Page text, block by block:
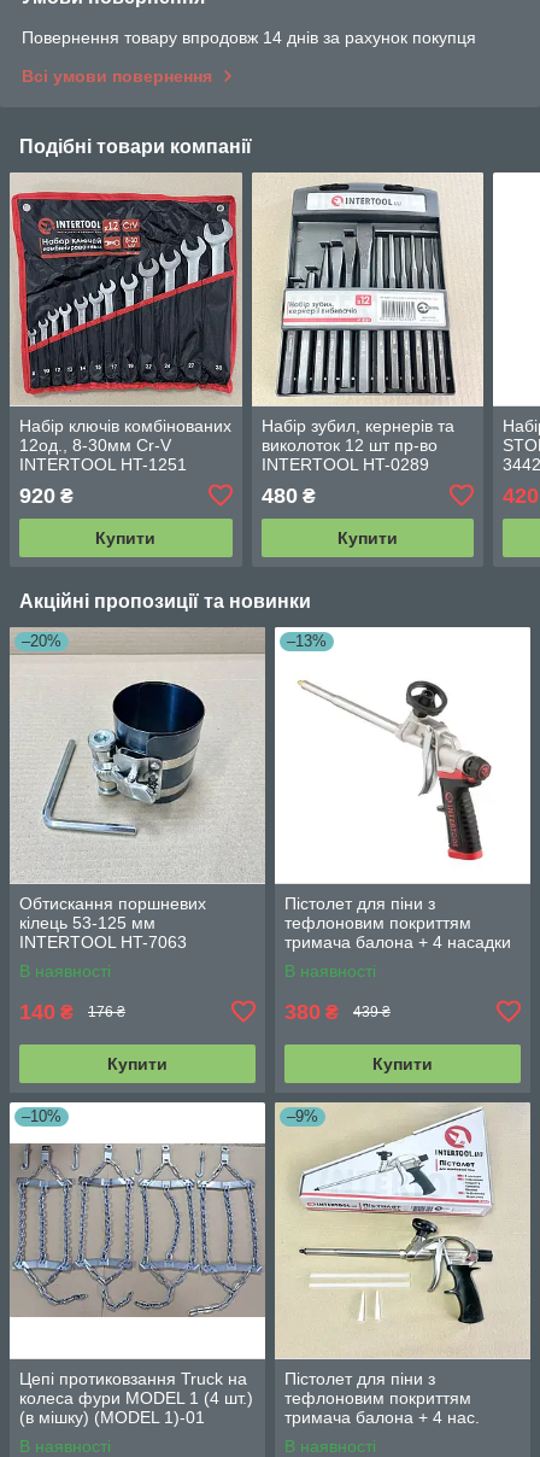
Повернення товару впродовж 14 днів за рахунок покупця
Всі умови повернення
Подібні товари компанії
Набір ключів комбінованих
12од., 8-30мм Cr-V
INTERTOOL HT-1251
920 ₴
Купити
Набір зубил, кернерів та
виколоток 12 шт пр-во
INTERTOOL HT-0289
480₴
Купити
420
Акційні пропозиції та новинки
–20%
Обтискання поршневих
кілець 53-125 мм
INTERTOOL HT-7063
В наявності
140 ₴ 176 ₴
Купити
–13%
Пістолет для піни з
тефлоновим покриттям
тримача балона + 4 насадки
професійний INTERTOOL PT-
0609
В наявності
380 ₴ 439 ₴
Купити
–10%
Цепі протиковзання Truck на
колеса фури MODEL 1 (4 шт.)
(в мішку) (MODEL 1)-01
В наявності
–9%
Пістолет для піни з
тефлоновим покриттям
тримача балона + 4 нас.
INTERTOOL PT-0604
В наявності